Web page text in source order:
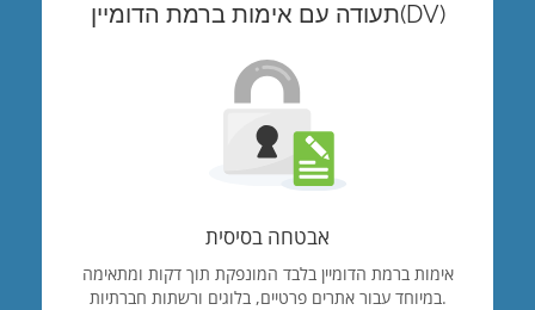
תעודה עם אימות ברמת הדומיין(DV)
אבטחה בסיסית
אימות ברמת הדומיין בלבד המונפקת תוך דקות ומתאימה
במיוחד עבור אתרים פרטיים, בלוגים ורשתות חברתיות.